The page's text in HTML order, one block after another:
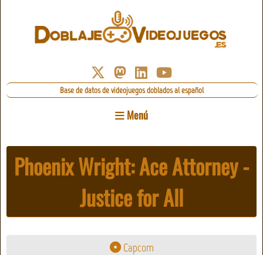
Base de datos de videojuegos doblados al español
Menú
Phoenix Wright: Ace Attorney -
Justice for All
Capcom